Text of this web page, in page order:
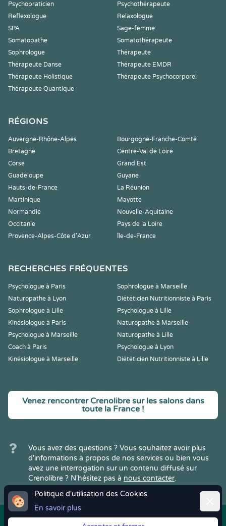
Politique d'utilisation des Cookies
En savoir plus
Psychopraticien
Psychothérapeute
Reflexologue
Relaxologue
SPA
Sage-femme
Somatopathe
Somatothérapeute
Sophrologue
Thérapeute
Thérapeute Danse
Thérapeute EMDR
Thérapeute Holistique
Thérapeute Psychocorporel
Thérapeute Quantique
RÉGIONS
Auvergne-Rhône-Alpes
Bourgogne-Franche-Comté
Bretagne
Centre-Val de Loire
Corse
Grand Est
Guadeloupe
Guyane
Hauts-de-France
La Réunion
Martinique
Mayotte
Normandie
Nouvelle-Aquitaine
Occitanie
Pays de la Loire
Provence-Alpes-Côte d'Azur
Île-de-France
RECHERCHES FRÉQUENTES
Psychologue à Paris
Sophrologue à Marseille
Naturopathe à Lyon
Diététicien Nutritionniste à Paris
Sophrologue à Lille
Psychologue à Lille
Kinésiologue à Paris
Naturopathe à Marseille
Psychologue à Marseille
Naturopathe à Lille
Coach à Paris
Psychologue à Lyon
Kinésiologue à Marseille
Diététicien Nutritionniste à Lille
Venez rencontrer Crenolibre sur les salons dans
toute la France !
Vous avez des questions ? Vous souhaitez avoir plus
d'informations à propos de nos services ou bien vous
avez une interrogation sur un contenu diffusé sur
Crenolibre ? N'hésitez pas à nous contacter.
Copyright © 2022Crenolibre, tous Mentions | CGV | RGPD